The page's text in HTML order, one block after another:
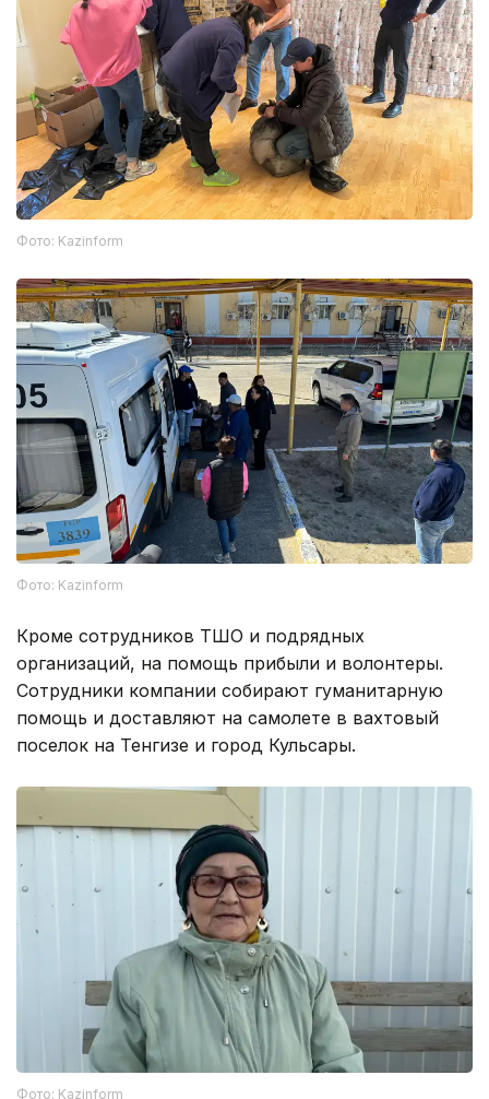
Фото: Kazinform
Фото: Kazinform
Кроме сотрудников ТШО и подрядных
организаций, на помощь прибыли и волонтеры.
Сотрудники компании собирают гуманитарную
помощь и доставляют на самолете в вахтовый
поселок на Тенгизе и город Кульсары.
Фото: Kazinform